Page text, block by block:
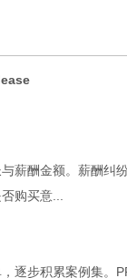
薪酬金额。薪酬纠
购买意...
逐步积累案例集。